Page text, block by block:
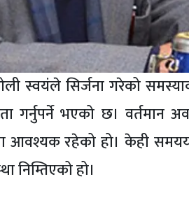
स्वयंले सिर्जना गरेको
भएको छ। वर्तमान
आवश्यक रहेको हो। केही
निम्तिएको हो।